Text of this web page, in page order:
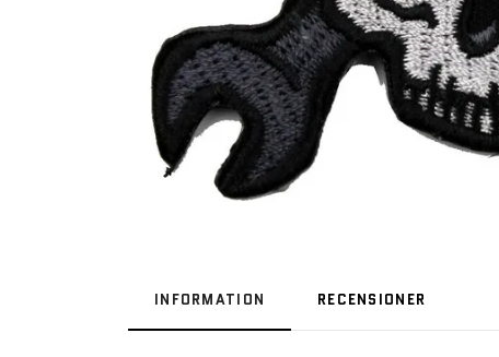
INFORMATION RECENSIONER